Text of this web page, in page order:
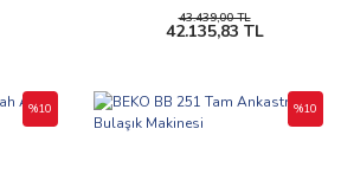
43.439,00 TL
42.135,83 TL
%10 %10